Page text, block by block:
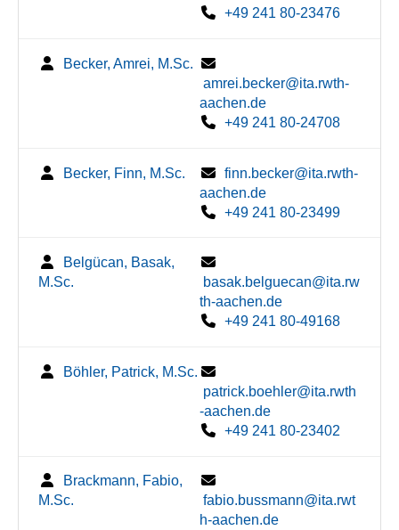
+49 241 80-23476
Becker, Amrei, M.Sc.
amrei.becker@ita.rwth-
aachen.de
+49 241 80-24708
Becker, Finn, M.Sc.
finn.becker@ita.rwth-
aachen.de
+49 241 80-23499
Belgücan, Basak,
M.Sc.
basak.belguecan@ita.rw
th-aachen.de
+49 241 80-49168
Böhler, Patrick, M.Sc.
patrick.boehler@ita.rwth
-aachen.de
+49 241 80-23402
Brackmann, Fabio,
M.Sc.
fabio.bussmann@ita.rwt
h-aachen.de